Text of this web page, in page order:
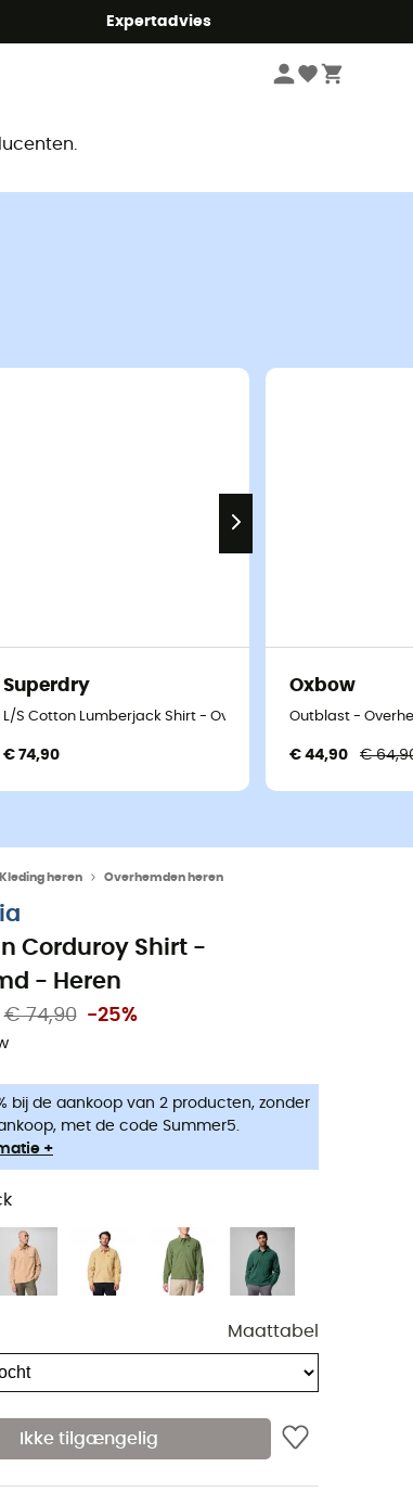
Expertadvies
Superdry
L/S Cotton Lumberjack Shirt - Overhemd - Heren
€ 74,90
Oxbow
Outblast -
€ 44,90 €
Kleding heren Overhemden heren
Corduroy Shirt -
- Heren
€ 74,90 -25%
bij de aankoop van 2 producten, zonder
met de code Summer5.
+
Maattabel
Ikke tilgængelig